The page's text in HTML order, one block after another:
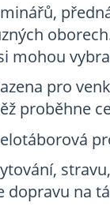
mohou
pro
proběhne
dopravu na